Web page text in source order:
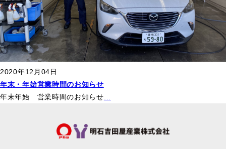
2020年12月04日
年末・年始営業時間のお知らせ
年末年始 営業時間のお知らせ